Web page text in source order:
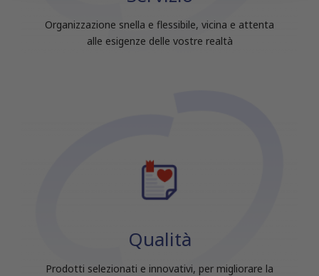
raccolto dal tuo utilizzo dei loro servizi.
Organizzazione snella e flessibile, vicina e attenta
alle esigenze delle vostre realtà
Qualità
Prodotti selezionati e innovativi, per migliorare la